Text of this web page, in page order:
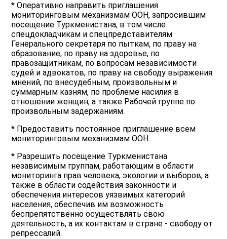
* Оперативно направить приглашения
мониторинговым механизмам ООН, запросившим
посещение Туркменистана, в том числе
спецдокладчикам и спецпредставителям
Генерального секретаря по пыткам, по праву на
образование, по праву на здоровье, по
правозащитникам, по вопросам независимости
судей и адвокатов, по праву на свободу выражения
мнений, по внесудебным, произвольным и
суммарным казням, по проблеме насилия в
отношении женщин, а также Рабочей группе по
произвольным задержаниям.
* Предоставить постоянное приглашение всем
мониторинговым механизмам ООН.
* Разрешить посещение Туркменистана
независимым группам, работающим в области
мониторинга прав человека, экологии и выборов, а
также в области содействия законности и
обеспечения интересов уязвимых категорий
населения, обеспечив им возможность
беспрепятственно осуществлять свою
деятельность, а их контактам в стране - свободу от
репрессалий.